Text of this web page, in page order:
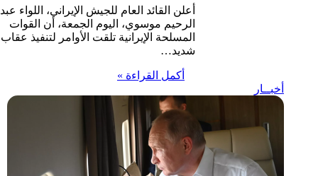
أعلن القائد العام للجيش الإيراني، اللواء عبد
الرحيم موسوي، اليوم الجمعة، أن القوات
المسلحة الإيرانية تلقت الأوامر لتنفيذ عقاب
شديد…
أكمل القراءة »
أخبــار